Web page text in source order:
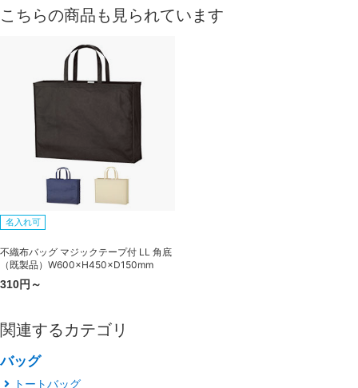
こちらの商品も見られています
名入れ可
不織布バッグ マジックテープ付 LL 角底
（既製品）W600×H450×D150mm
310円～
関連するカテゴリ
バッグ
トートバッグ